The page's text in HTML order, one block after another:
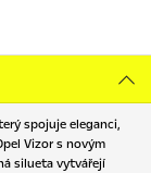
spojuje eleganci,
Vizor s novým
silueta vytvářejí